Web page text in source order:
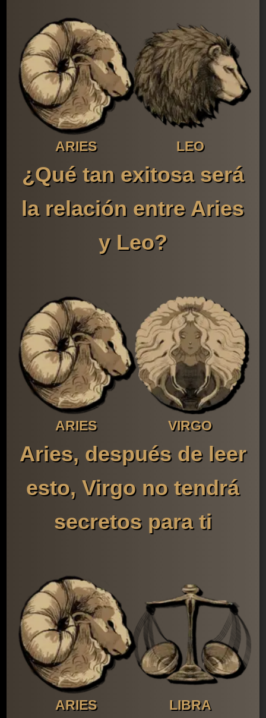
ARIES LEO
¿Qué tan exitosa será
la relación entre Aries
y Leo?
ARIES VIRGO
Aries, después de leer
esto, Virgo no tendrá
secretos para ti
ARIES LIBRA